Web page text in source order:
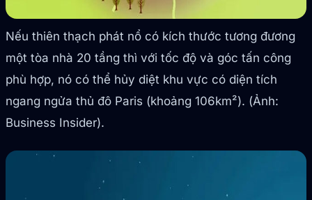
Nếu thiên thạch phát nổ có kích thước tương đương
một tòa nhà 20 tầng thì với tốc độ và góc tấn công
phù hợp, nó có thể hủy diệt khu vực có diện tích
ngang ngửa thủ đô Paris (khoảng 106km²). (Ảnh:
Business Insider).